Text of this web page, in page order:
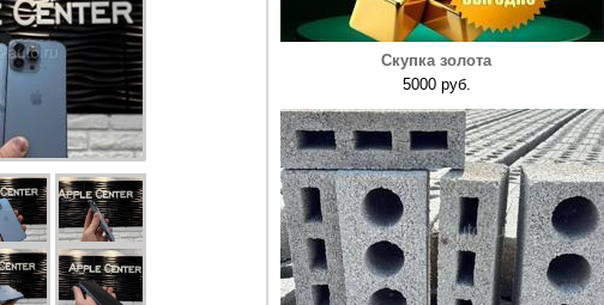
Скупка золота
5000 руб.